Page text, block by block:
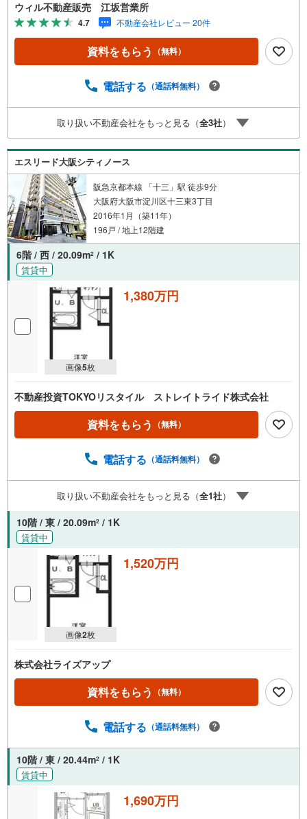
心のセキュリティ！■間取りは3LDK！■柱の出っ張りが少
ないアウトポール設計！■バリアフリーに配慮したフルフラ
ット設計！■断熱性を高める複層ガラス仕様■全居室収納付
き！洋室6帖にはウォークインクローゼットあり■リビング
間ゴミ出し可能なゴミドラムあり！■ペットの飼育が可能！
場完備。お車でのご来場も可能です。■キッズスペースもご
ざいますので、小さなお子様がいらっしゃるご家族もお気
軽にご来場ください！【営業時間 10:00～19:00】（定休日
なし）火曜日・水曜日も営業しております。
ウィル不動産販売 江坂営業所
4.7 不動産会社レビュー 20件
資料をもらう （無料）
電話する （通話料無料）
取り扱い不動産会社をもっと見る（全3社）
エスリード大阪シティノース
阪急京都本線 「十三」駅 徒歩9分
大阪府大阪市淀川区十三東3丁目
2016年1月（築11年）
196戸 / 地上12階建
6階 / 西 / 20.09m2 / 1K
賃貸中
画像5枚
1,380万円
不動産投資TOKYOリスタイル ストレイトライド株式会社
資料をもらう （無料）
電話する （通話料無料）
取り扱い不動産会社をもっと見る（全1社）
10階 / 東 / 20.09m2 / 1K
賃貸中
画像2枚
1,520万円
株式会社ライズアップ
資料をもらう （無料）
電話する （通話料無料）
10階 / 東 / 20.44m2 / 1K
賃貸中
1,690万円